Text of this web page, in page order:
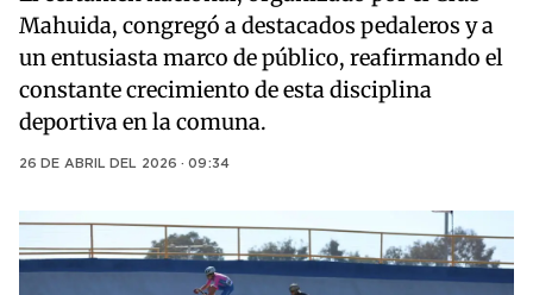
Mahuida, congregó a destacados pedaleros y a
un entusiasta marco de público, reafirmando el
constante crecimiento de esta disciplina
deportiva en la comuna.
26 DE ABRIL DEL 2026 · 09:34